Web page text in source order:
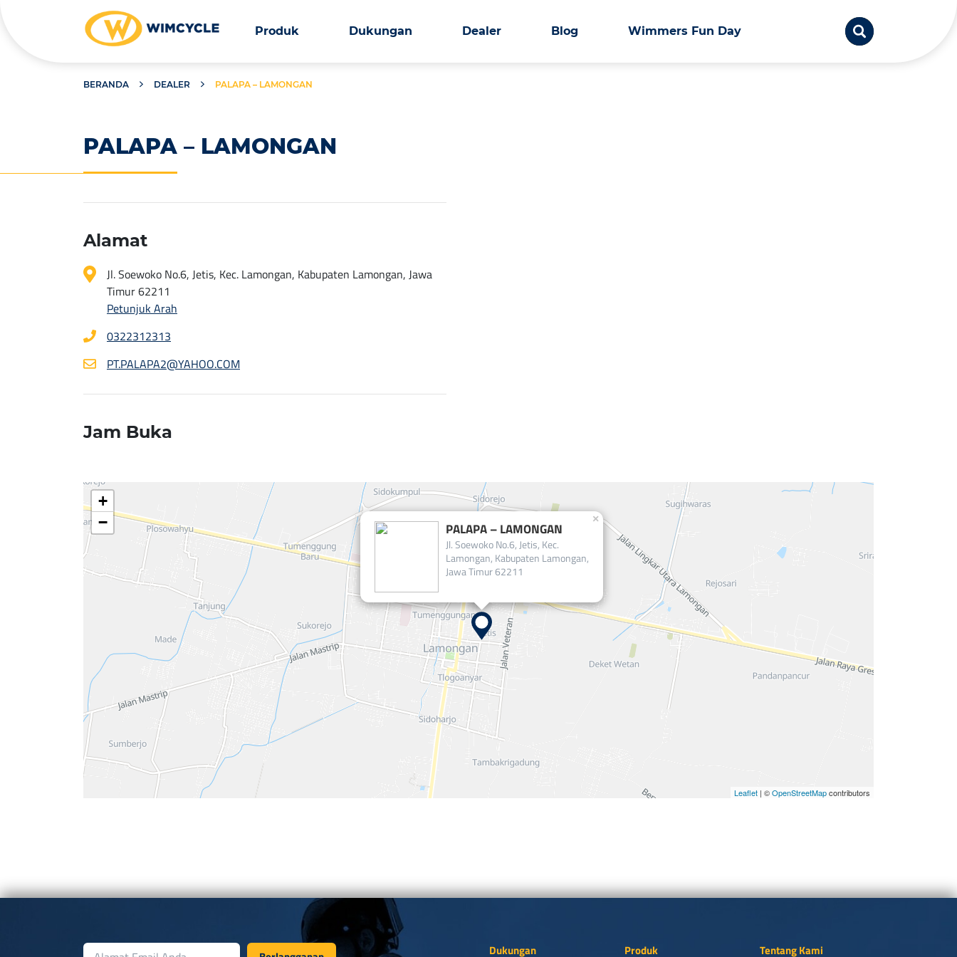
Produk Dukungan Dealer Blog Wimmers Fun Day
BERANDA DEALER PALAPA – LAMONGAN
PALAPA – LAMONGAN
Alamat
Jl. Soewoko No.6, Jetis, Kec. Lamongan, Kabupaten Lamongan, Jawa
Timur 62211
Petunjuk Arah
0322312313
PT.PALAPA2@YAHOO.COM
Jam Buka
PALAPA – LAMONGAN
Jl. Soewoko No.6, Jetis, Kec.
Lamongan, Kabupaten Lamongan,
Jawa Timur 62211
×
+
−
Leaflet | ©OpenStreetMapcontributors
Dukungan Produk Tentang Kami